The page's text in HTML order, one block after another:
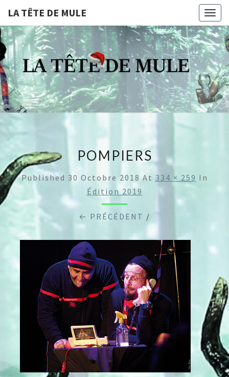
LA TÊTE DE MULE
LA
TÊTE
DE
MULE
Compagnie De
Théâtre
Professionnelle
Dijonnaise
POMPIERS
Published 30 Octobre 2018 At 334 × 259 In
Édition 2019
← PRÉCÉDENT /